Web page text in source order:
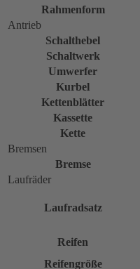
Rahmenform
Antrieb
Schalthebel
Schaltwerk
Umwerfer
Kurbel
Kettenblätter
Kassette
Kette
Bremsen
Bremse
Laufräder
Laufradsatz
Reifen
Reifengröße